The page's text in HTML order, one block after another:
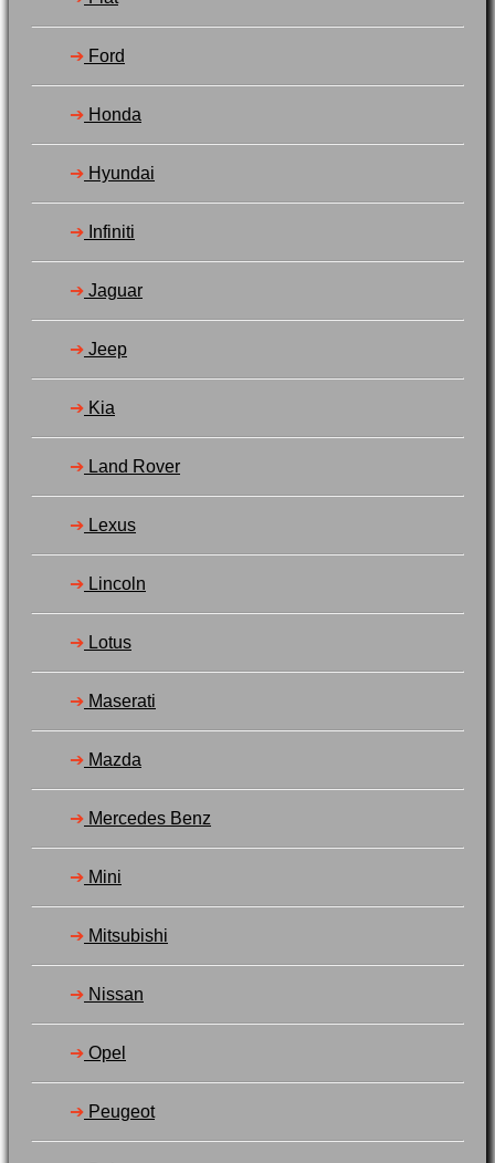
➔ Ford
➔ Honda
➔ Hyundai
➔ Infiniti
➔ Jaguar
➔ Jeep
➔ Kia
➔ Land Rover
➔ Lexus
➔ Lincoln
➔ Lotus
➔ Maserati
➔ Mazda
➔ Mercedes Benz
➔ Mini
➔ Mitsubishi
➔ Nissan
➔ Opel
➔ Peugeot